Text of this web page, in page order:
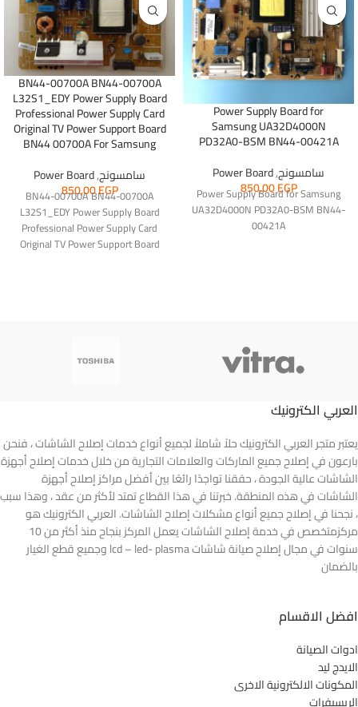
Power Supply Board for
Samsung UA32D4000N
PD32A0-BSM BN44-00421A
سامسونج,
Power Board
850,00EGP
Power Supply Board for Samsung
UA32D4000N PD32A0-BSM BN44-
00421A
BN44-00700A BN44-00700A
L32S1_EDY Power Supply Board
Professional Power Supply Card
Original TV Power Support Board
BN44 00700A For Samsung
سامسونج,
Power Board
850,00EGP
BN44-00700A BN44-00700A
L32S1_EDY Power Supply Board
Professional Power Supply Card
Original TV Power Support Board
العربي الكترونيك
يعتبر متجر العربي الكترونيك حلاً شاملاً لجميع أنواع خدمات إصلاح الشاشات ، فنحن
بارعون في إصلاح جميع الماركات والعلامات التجارية من خلال خدمات إصلاح أجهزة
الشاشات عالية الجودة ، حققنا تواجدًا رائعًا بين أفضل مراكز إصلاح أجهزة
الشاشات في هذه المنطقة. خبرتنا في هذا القطاع تمتد لأكثر من عقد ، وهذا سبب
، نجحنا في إصلاح جميع أنواع مشكلات إصلاح الشاشات. العربي الكترونيك هو
مركزمتخصص في خدمة إصلاح الشاشات يعمل المركز بنجاح منذ أكثر من 10
سنوات في مجال إصلاح صيانة شاشات lcd – led- plasma وجميع قطع الغيار
بالضمان
افضل الاقسام
ادوات الصيانة
الايدج ليد
المكونات الالكترونية الاخرى
الريسيفرات